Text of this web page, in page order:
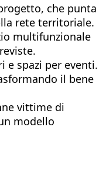
che punta
rete territoriale.
multifunzionale
spazi per eventi.
il bene
vittime di
modello